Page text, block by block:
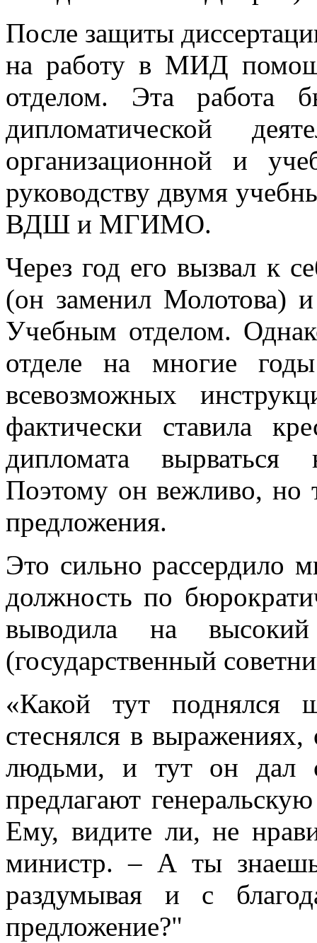
После защиты
на работу в МИД
отделом. Эта работа
дипломатической
организационной и
руководству двумя
ВДШ и МГИМО.
Через год его вызвал к
(он заменил Молотова)
Учебным отделом.
отделе на многие
всевозможных
фактически ставила
дипломата вырваться
Поэтому он вежливо, но
предложения.
Это сильно рассердило
должность по
выводила на
(государственный
«Какой тут
стеснялся в
людьми, и тут он дал
предлагают
Ему, видите ли, не
министр. – А ты
раздумывая и с
предложение?"